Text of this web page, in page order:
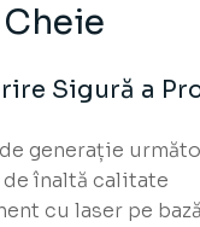
Sigură a
generație
înaltă calitate
cu laser pe